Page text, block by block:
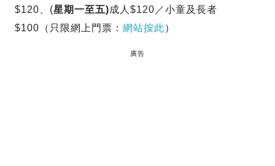
$120、(星期一至五)成人$120／小童及長者
$100（只限網上門票： 網站按此）
廣告